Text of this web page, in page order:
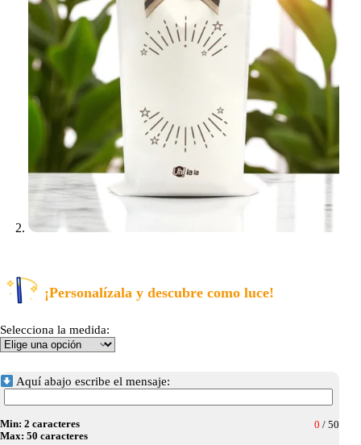
¡Personalízala y descubre como luce!
Selecciona la medida:
Aquí abajo escribe el mensaje:
0 /50
Min: 2 caracteres
Max: 50 caracteres